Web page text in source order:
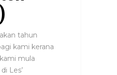
tahun
kami kerana
mula
Les’